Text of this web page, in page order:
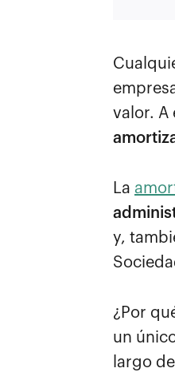
valor. A
La
y,
¿Por
un
largo